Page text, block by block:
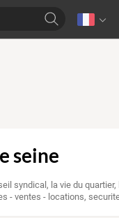
seine
syndical, la vie du quartier,
- ventes - locations,